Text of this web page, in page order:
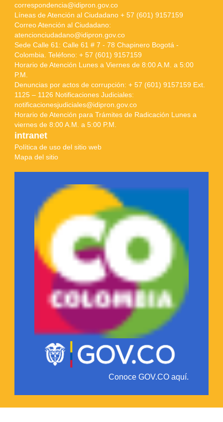
correspondencia@idipron.gov.co
Líneas de Atención al Ciudadano + 57 (601) 9157159
Correo Atención al Ciudadano:
atencionciudadano@idipron.gov.co
Sede Calle 61: Calle 61 # 7 - 78 Chapinero Bogotá -
Colombia. Teléfono: + 57 (601) 9157159
Horario de Atención Lunes a Viernes de 8:00 A.M. a 5:00
P.M.
Denuncias por actos de corrupción: + 57 (601) 9157159 Ext.
1125 – 1126 Notificaciones Judiciales:
notificacionesjudiciales@idipron.gov.co
Horario de Atención para Trámites de Radicación Lunes a
viernes de 8:00 A.M. a 5:00 P.M.
intranet
Política de uso del sitio web
Mapa del sitio
Conoce GOV.CO aquí.